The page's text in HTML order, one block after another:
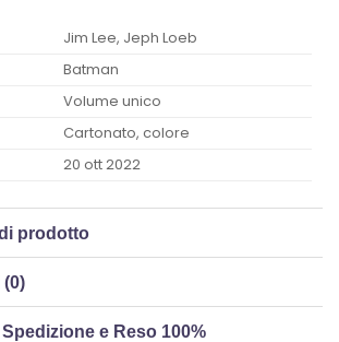
Jim Lee, Jeph Loeb
Batman
Volume unico
Cartonato, colore
20 ott 2022
prodotto
(0)
e Reso 100%